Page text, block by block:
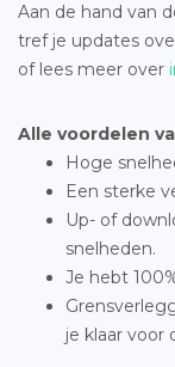
Aan de hand van
tref je updates
of lees meer over
Alle voordelen
Hoge
Een sterke
Up- of
snelheden.
Je hebt
je klaar voor